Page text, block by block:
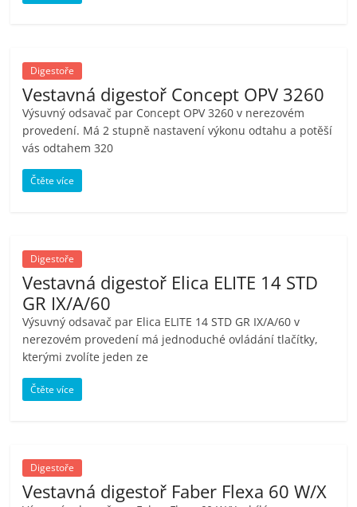
Digestoře
Vestavná digestoř Concept OPV 3260
Výsuvný odsavač par Concept OPV 3260 v nerezovém
provedení. Má 2 stupně nastavení výkonu odtahu a potěší
vás odtahem 320
Čtěte více
Digestoře
Vestavná digestoř Elica ELITE 14 STD
GR IX/A/60
Výsuvný odsavač par Elica ELITE 14 STD GR IX/A/60 v
nerezovém provedení má jednoduché ovládání tlačítky,
kterými zvolíte jeden ze
Čtěte více
Digestoře
Vestavná digestoř Faber Flexa 60 W/X